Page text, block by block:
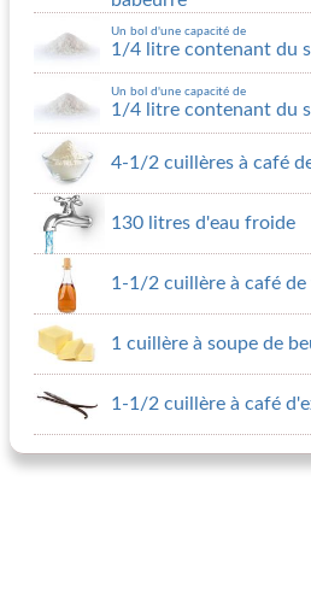
Un bol d'une capacité de
1/4 litre contenant du
Un bol d'une capacité de
1/4 litre contenant du
4-1/2 cuillères à café
130 litres d'eau froide
1-1/2 cuillère à café de
1 cuillère à soupe de
1-1/2 cuillère à café